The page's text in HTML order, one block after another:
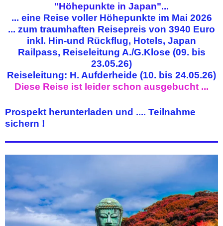
"Höhepunkte in Japan"...
... eine Reise voller Höhepunkte im Mai 2026
... zum traumhaften Reisepreis von 3940 Euro
inkl. Hin-und Rückflug, Hotels, Japan
Railpass, Reiseleitung A./G.Klose (09. bis
23.05.26)
Reiseleitung: H. Aufderheide (10. bis 24.05.26)
Diese Reise ist leider schon ausgebucht ...
Prospekt herunterladen und .... Teilnahme
sichern !